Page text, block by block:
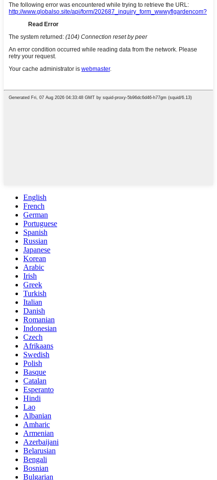
English
French
German
Portuguese
Spanish
Russian
Japanese
Korean
Arabic
Irish
Greek
Turkish
Italian
Danish
Romanian
Indonesian
Czech
Afrikaans
Swedish
Polish
Basque
Catalan
Esperanto
Hindi
Lao
Albanian
Amharic
Armenian
Azerbaijani
Belarusian
Bengali
Bosnian
Bulgarian